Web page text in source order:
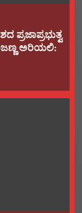
ಪ್ರಜಾಪ್ರಭುತ್ವ
ಅರಿಯಲಿ: